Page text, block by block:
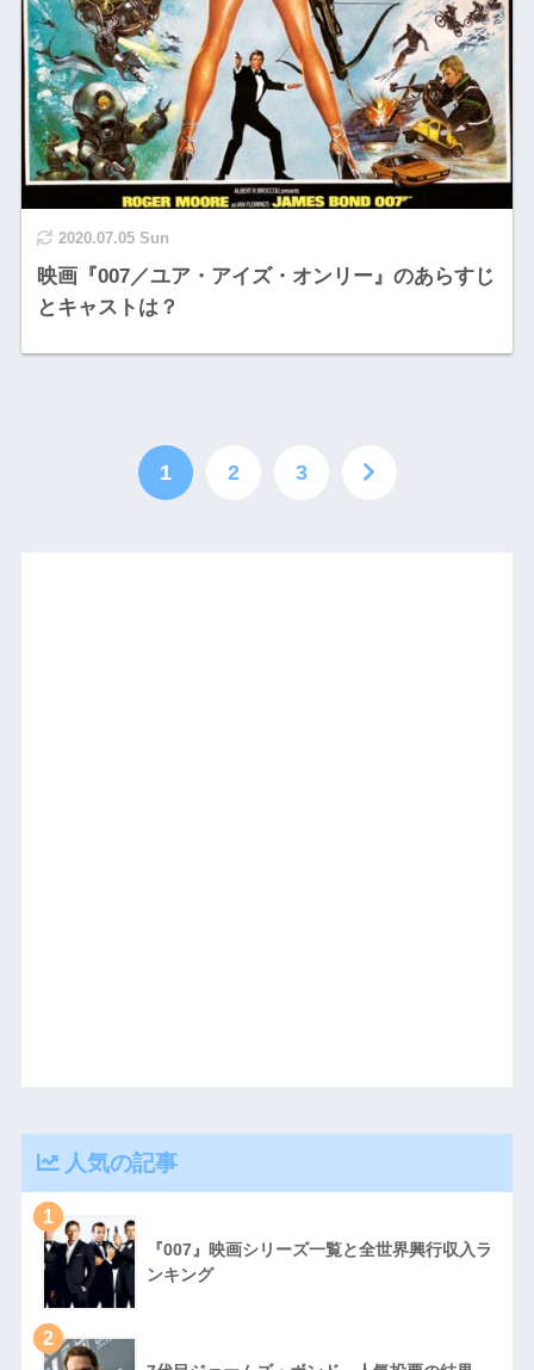
2020.07.05 Sun
映画『007／ユア・アイズ・オンリー』のあらすじ
とキャストは？
1 2 3
人気の記事
1
『007』映画シリーズ一覧と全世界興行収入ラ
ンキング
2